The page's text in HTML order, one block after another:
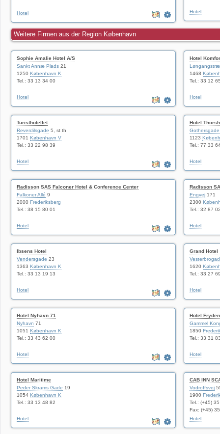
Hotel Hotel
Weitere Firmen aus der Region København
Sophie Amalie Hotel A/S
Sankt Annæ Plads 21
1250 København K
Tel.: 33 13 34 00
Hotel
Hotel
1468
Tel.: 33 12
Hotel
Turisthotellet
Reverdilsgade 5, st th
1701 København V
Tel.: 33 22 98 39
Hotel
Hotel
Gothersgade
1123
Tel.: 77 33
Hotel
Radisson SAS Falconer Hotel & Conference Center
Falkoner Allé 9
2000 Frederiksberg
Tel.: 38 15 80 01
Hotel
Radisson
Engvej 171
2300
Tel.: 32 87
Hotel
Ibsens Hotel
Vendersgade 23
1363 København K
Tel.: 33 13 19 13
Hotel
Grand Hotel
1620
Tel.: 33 27
Hotel
Hotel Nyhavn 71
Nyhavn 71
1051 København K
Tel.: 33 43 62 00
Hotel
Hotel
Gammel
1850
Tel.: 33 31
Hotel
Hotel Maritime
Peder Skrams Gade 19
1054 København K
Tel.: 33 13 48 82
Hotel
CAB INN
Vodroffsvej
1900
Tel.: (+45)
Fax: (+45)
Hotel